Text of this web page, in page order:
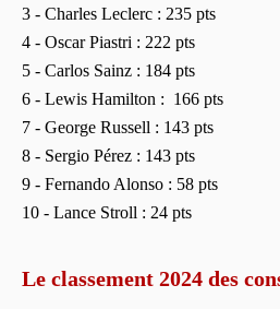
3 - Charles Leclerc : 235 pts
4 - Oscar Piastri : 222 pts
5 - Carlos Sainz : 184 pts
6 - Lewis Hamilton : 166 pts
7 - George Russell : 143 pts
8 - Sergio Pérez : 143 pts
9 - Fernando Alonso : 58 pts
10 - Lance Stroll : 24 pts
Le classement 2024 des